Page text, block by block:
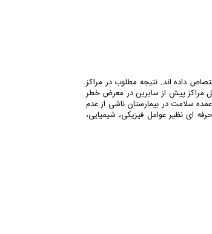
داده اند. نتیجه مطلوب در مراکز
مراکز پیش از سایرین در معرض خطر
سلامت در بیمارستان ناشی از عدم
ای نظیر عوامل فیزیکی، شیمیایی،